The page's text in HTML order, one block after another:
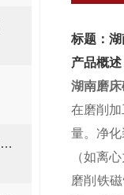
尼龙拖链：工业自动化线缆的柔性牵引与保护系统
标题：
产品概述
湖南磨床
在磨削
量。净
（如离
磨削铁